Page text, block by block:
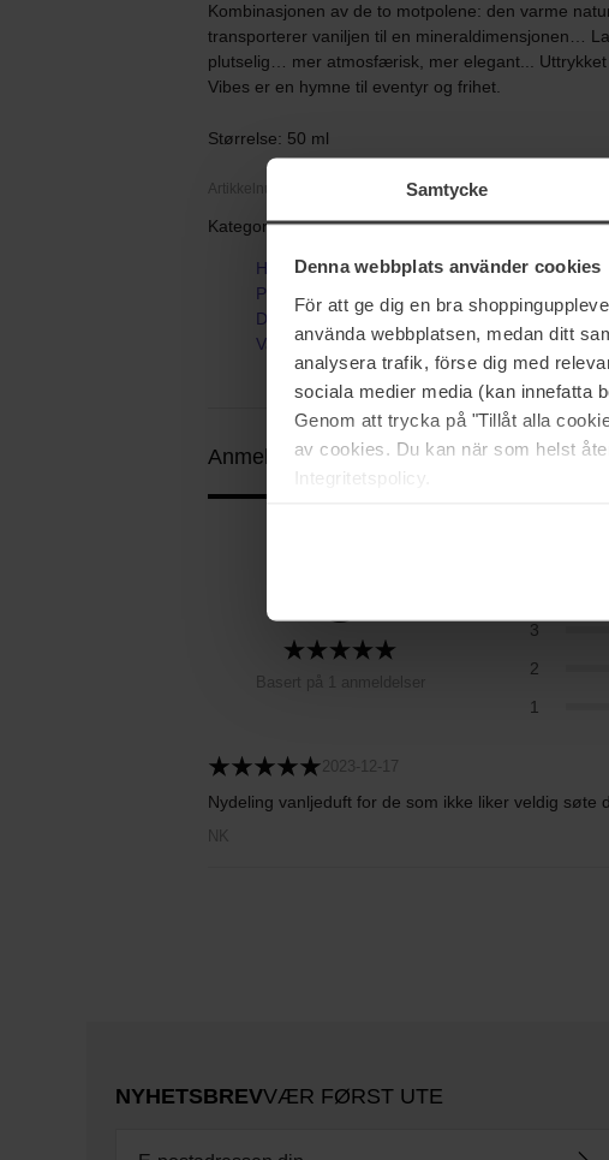
Samtycke
Denna webbplats använder cookies
För att ge dig en bra
använda webbplatsen, medan ditt
analysera trafik, förse dig med
sociala medier media (kan innefatta
Genom att trycka på "Tillåt alla
av cookies. Du kan när som helst
Integritetspolicy.
Kombinasjonen av de to motpolene: den varme
transporterer vaniljen til en mineraldimensjonen…
plutselig… mer atmosfærisk, mer elegant...
Vibes er en hymne til eventyr og frihet.
Størrelse: 50 ml
Artikkelnummer: 111369
Kategorier:
Hjem
Parfyme
Dameparfyme
Vanilla Vibes
Anmeldelser (1)Spørsmål og svar (0)
Basert på 1 anmeldelser
3
2
1
2023-12-17
Nydeling vanljeduft for de som ikke liker veldig søte
NK
NYHETSBREVVÆR FØRST UTE